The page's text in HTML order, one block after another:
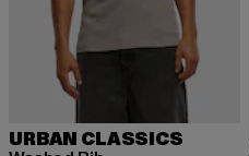
URBAN CLASSICS